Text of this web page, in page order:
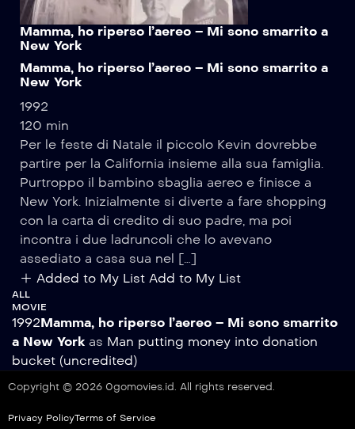
Mamma, ho riperso l’aereo – Mi sono smarrito a
New York
Mamma, ho riperso l’aereo – Mi sono smarrito a
New York
1992
120 min
Per le feste di Natale il piccolo Kevin dovrebbe
partire per la California insieme alla sua famiglia.
Purtroppo il bambino sbaglia aereo e finisce a
New York. Inizialmente si diverte a fare shopping
con la carta di credito di suo padre, ma poi
incontra i due ladruncoli che lo avevano
assediato a casa sua nel […]
Added to My List Add to My List
ALL
MOVIE
1992Mamma, ho riperso l’aereo – Mi sono smarrito
a New York as Man putting money into donation
bucket (uncredited)
Copyright © 2026 0gomovies.id. All rights reserved.
Privacy PolicyTerms of Service